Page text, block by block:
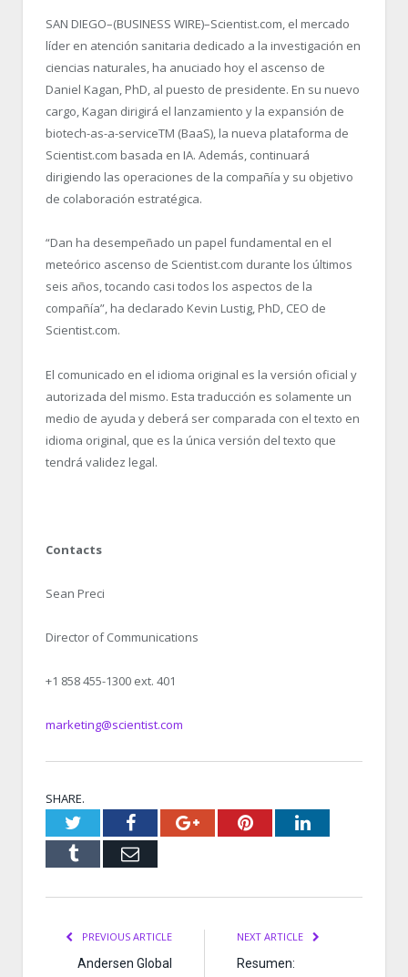
SAN DIEGO–(BUSINESS WIRE)–Scientist.com, el mercado
líder en atención sanitaria dedicado a la investigación en
ciencias naturales, ha anuciado hoy el ascenso de
Daniel Kagan, PhD, al puesto de presidente. En su nuevo
cargo, Kagan dirigirá el lanzamiento y la expansión de
biotech-as-a-serviceTM (BaaS), la nueva plataforma de
Scientist.com basada en IA. Además, continuará
dirigiendo las operaciones de la compañía y su objetivo
de colaboración estratégica.
“Dan ha desempeñado un papel fundamental en el
meteórico ascenso de Scientist.com durante los últimos
seis años, tocando casi todos los aspectos de la
compañía”, ha declarado Kevin Lustig, PhD, CEO de
Scientist.com.
El comunicado en el idioma original es la versión oficial y
autorizada del mismo. Esta traducción es solamente un
medio de ayuda y deberá ser comparada con el texto en
idioma original, que es la única versión del texto que
tendrá validez legal.
Contacts
Sean Preci
Director of Communications
+1 858 455-1300 ext. 401
marketing@scientist.com
SHARE.
TwitterFacebookGoogle+PinterestLinkedIn
Tumblr Email
PREVIOUS ARTICLE
Andersen Global
NEXT ARTICLE
Resumen: